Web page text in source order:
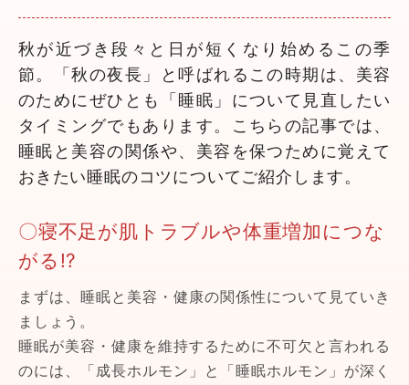
秋が近づき段々と日が短くなり始めるこの季
節。「秋の夜長」と呼ばれるこの時期は、美容
のためにぜひとも「睡眠」について見直したい
タイミングでもあります。こちらの記事では、
睡眠と美容の関係や、美容を保つために覚えて
おきたい睡眠のコツについてご紹介します。
〇寝不足が肌トラブルや体重増加につな
がる!?
まずは、睡眠と美容・健康の関係性について見ていき
ましょう。
睡眠が美容・健康を維持するために不可欠と言われる
のには、「成長ホルモン」と「睡眠ホルモン」が深く